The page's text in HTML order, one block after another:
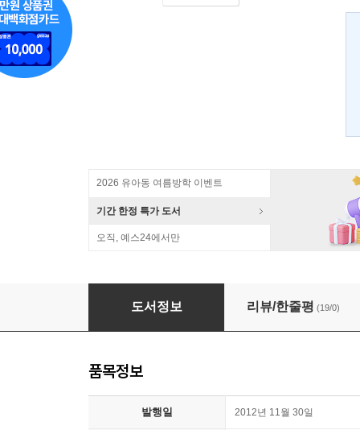
2026 유아동 여름방학 이벤트
기간 한정 특가 도서
오직, 예스24에서만
최고의 자리에 서게 하려면 집중력을 키워줘라
도서정보 리뷰/한줄평 (19/0)
품목정보
발행일 2012년 11월 30일